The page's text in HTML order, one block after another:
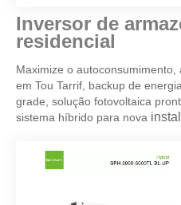
Inversor de
residencial
Maximize o
em Tou Tarrif, backup de
grade, solução fotovoltaica
sistema híbrido para nova